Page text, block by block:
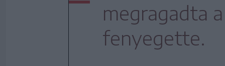
megragadta
fenyegette.